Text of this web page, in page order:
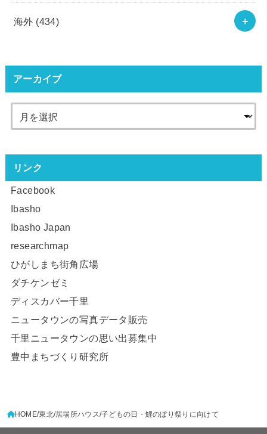
海外 (434)
アーカイブ
リンク
Facebook
Ibasho
Ibasho Japan
researchmap
ひがしまち街角広場
ダチケンゼミ
ディスカバー千里
ニュータウンの写真データ販売
千里ニュータウンの思い出募集中
豊中まちづくり研究所
HOME 東北 居場所ハウス 子どもの日・鯉のぼり祭りに向けて